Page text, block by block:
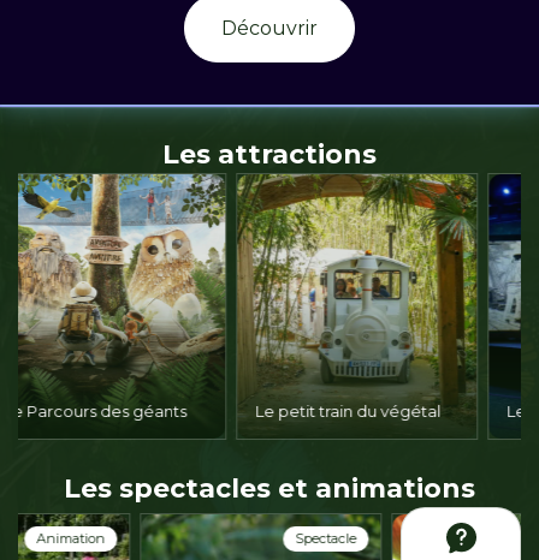
Découvrir
Les attractions
Le petit train du végétal Le Trésor de la Pérouse
Les spectacles et animations
Spectacle Spectacle